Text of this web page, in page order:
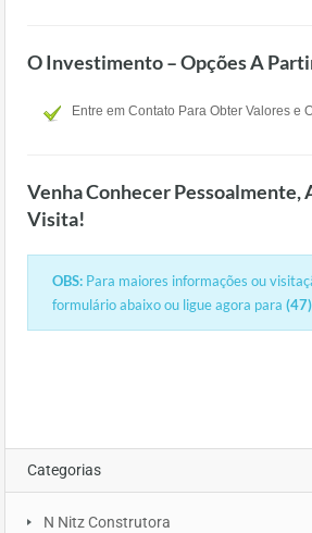
O Investimento – Opções A
Entre em Contato Para Obter Valores e
Venha Conhecer Pessoalmente,
Visita!
OBS: Para maiores informações ou
formulário abaixo ou ligue agora para
Categorias
N Nitz Construtora